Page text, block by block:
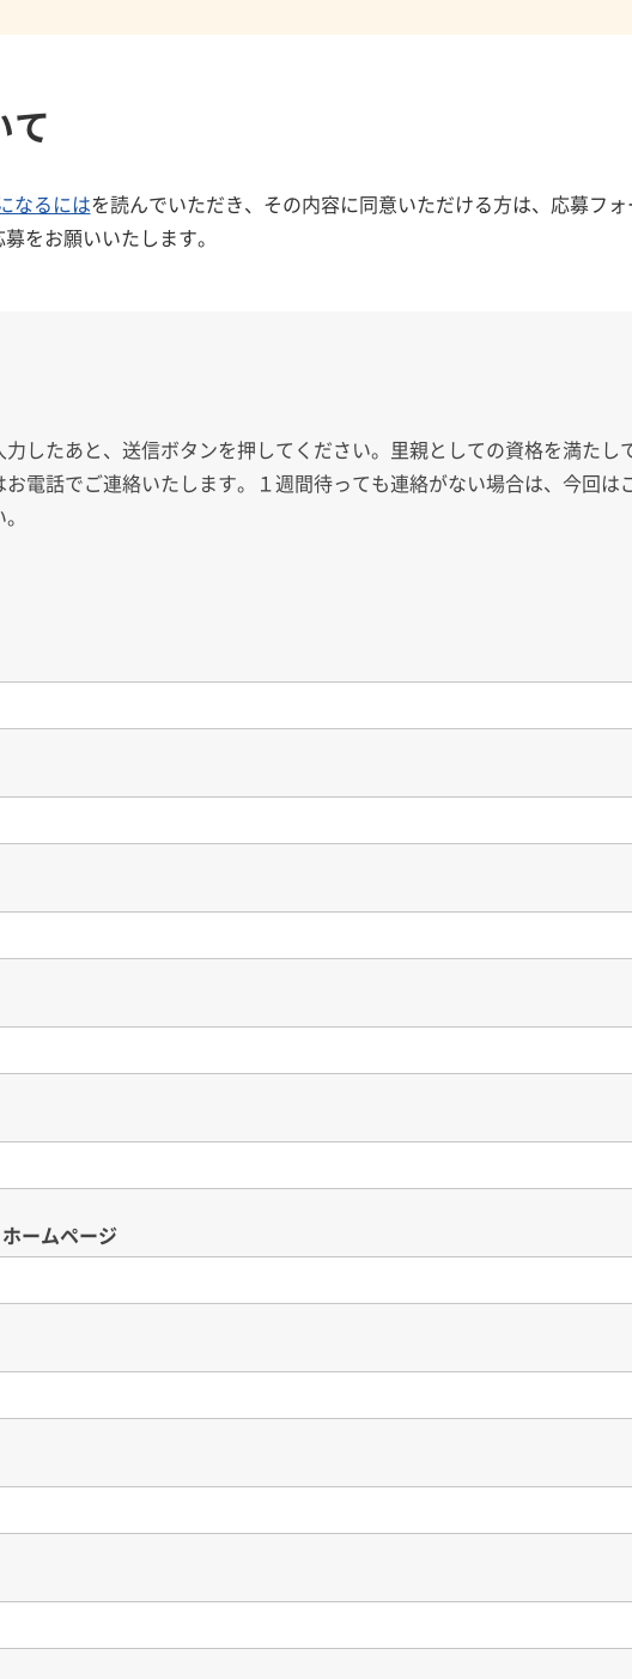
て
なるにはを読んでいただき、その内容に同意いただける方は、応募フォ
をお願いいたします。
したあと、送信ボタンを押してください。里親としての資格を満たし
電話でご連絡いたします。１週間待っても連絡がない場合は、今回は
ームページ